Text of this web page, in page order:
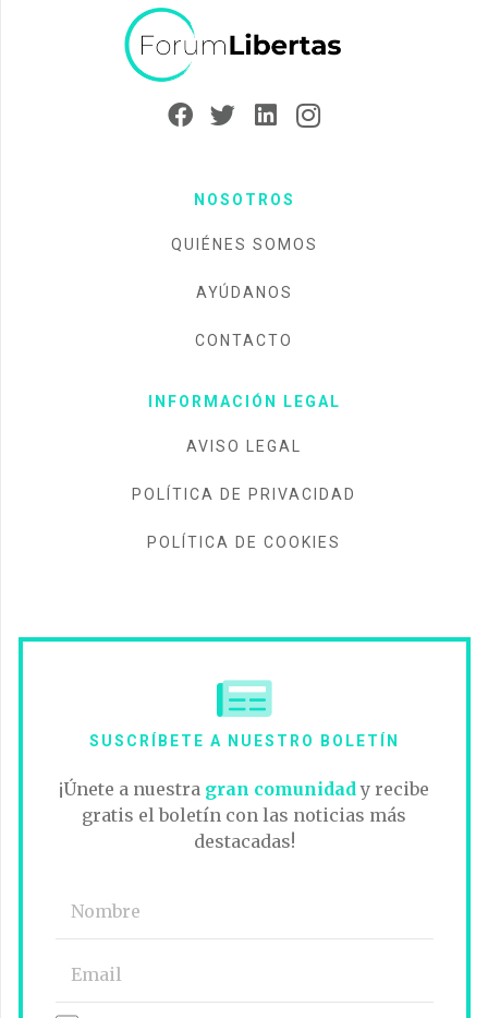
NOSOTROS
QUIÉNES SOMOS
AYÚDANOS
CONTACTO
INFORMACIÓN LEGAL
AVISO LEGAL
POLÍTICA DE PRIVACIDAD
POLÍTICA DE COOKIES
SUSCRÍBETE A NUESTRO BOLETÍN
¡Únete a nuestra gran comunidad y recibe
gratis el boletín con las noticias más
destacadas!